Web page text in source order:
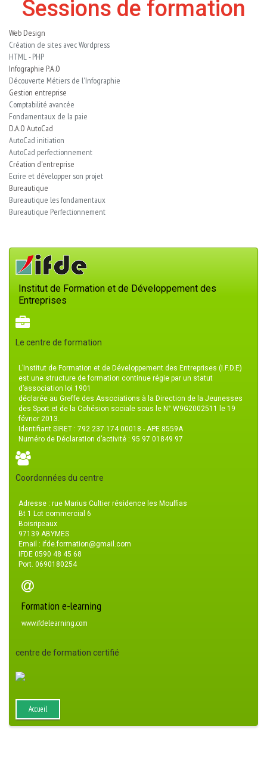
Sessions de formation
Web Design
Création de sites avec Wordpress
HTML - PHP
Infographie P.A.O
Découverte Métiers de l'Infographie
Gestion entreprise
Comptabilité avancée
Fondamentaux de la paie
D.A.O AutoCad
AutoCad initiation
AutoCad perfectionnement
Création d'entreprise
Ecrire et développer son projet
Bureautique
Bureautique les fondamentaux
Bureautique Perfectionnement
Institut de Formation et de Développement des
Entreprises
Le centre de formation
L’Institut de Formation et de Développement des Entreprises (I.F.D.E)
est une structure de formation continue régie par un statut
d’association loi 1901
déclarée au Greffe des Associations à la Direction de la Jeunesses
des Sport et de la Cohésion sociale sous le N° W9G2002511 le 19
février 2013.
Identifiant SIRET : 792 237 174 00018 - APE 8559A
Numéro de Déclaration d’activité : 95 97 01849 97
Coordonnées du centre
Adresse : rue Marius Cultier résidence les Mouffias
Bt 1 Lot commercial 6
Boisripeaux
97139 ABYMES
Email : ifde.formation@gmail.com
IFDE 0590 48 45 68
Port. 0690180254
Formation e-learning
www.ifdelearning.com
centre de formation certifié
Accueil